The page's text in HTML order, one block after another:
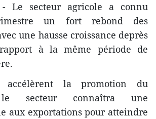
Le secteur agricole a connu
un fort rebond des
une hausse croissance deprès
à la même période de
accélèrent la promotion du
le secteur connaîtra une
aux exportations pour atteindre